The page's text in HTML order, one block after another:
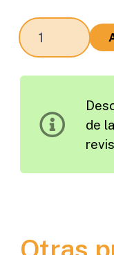
Conclusiones
del
sobre
de